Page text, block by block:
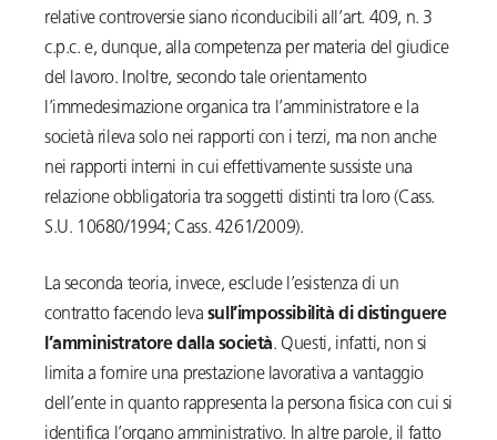
relative controversie siano riconducibili all’art. 409, n. 3
c.p.c. e, dunque, alla competenza per materia del giudice
del lavoro. Inoltre, secondo tale orientamento
l’immedesimazione organica tra l’amministratore e la
società rileva solo nei rapporti con i terzi, ma non anche
nei rapporti interni in cui effettivamente sussiste una
relazione obbligatoria tra soggetti distinti tra loro (Cass.
S.U. 10680/1994; Cass. 4261/2009).
La seconda teoria, invece, esclude l’esistenza di un
contratto facendo leva sull’impossibilità di distinguere
l’amministratore dalla società. Questi, infatti, non si
limita a fornire una prestazione lavorativa a vantaggio
dell’ente in quanto rappresenta la persona fisica con cui si
identifica l’organo amministrativo. In altre parole, il fatto